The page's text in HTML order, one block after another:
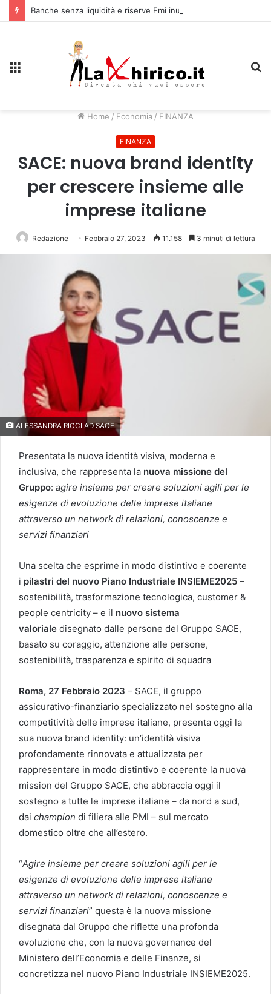
Home / Economia / FINANZA
FINANZA
SACE: nuova brand identity
per crescere insieme alle
imprese italiane
Redazione Febbraio 27, 2023 11.158 3 minuti di lettura
ALESSANDRA RICCI AD SACE
Presentata la nuova identità visiva, moderna e
inclusiva, che rappresenta la nuova missione del
Gruppo: agire insieme per creare soluzioni agili per le
esigenze di evoluzione delle imprese italiane
attraverso un network di relazioni, conoscenze e
servizi finanziari
Una scelta che esprime in modo distintivo e coerente
i pilastri del nuovo Piano Industriale INSIEME2025 –
sostenibilità, trasformazione tecnologica, customer &
people centricity – e il nuovo sistema
valoriale disegnato dalle persone del Gruppo SACE,
basato su coraggio, attenzione alle persone,
sostenibilità, trasparenza e spirito di squadra
Roma, 27 Febbraio 2023 – SACE, il gruppo
assicurativo-finanziario specializzato nel sostegno alla
competitività delle imprese italiane, presenta oggi la
sua nuova brand identity: un’identità visiva
profondamente rinnovata e attualizzata per
rappresentare in modo distintivo e coerente la nuova
mission del Gruppo SACE, che abbraccia oggi il
sostegno a tutte le imprese italiane – da nord a sud,
dai champion di filiera alle PMI – sul mercato
domestico oltre che all’estero.
“Agire insieme per creare soluzioni agili per le
esigenze di evoluzione delle imprese italiane
attraverso un network di relazioni, conoscenze e
servizi finanziari” questa è la nuova missione
disegnata dal Gruppo che riflette una profonda
evoluzione che, con la nuova governance del
Ministero dell’Economia e delle Finanze, si
concretizza nel nuovo Piano Industriale INSIEME2025.